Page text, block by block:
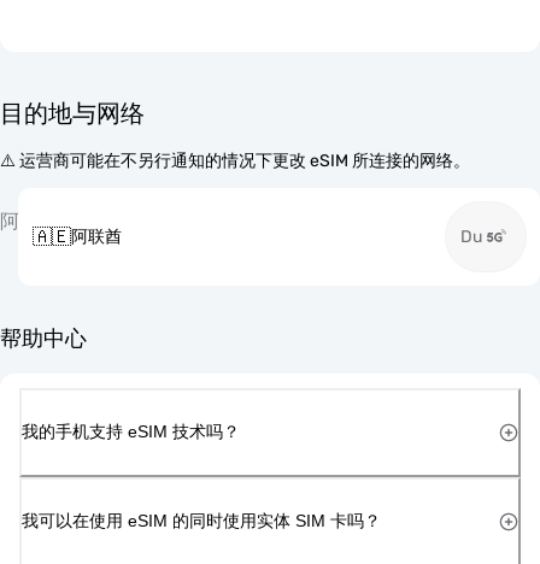
目的地与网络
⚠️ 运营商可能在不另行通知的情况下更改 eSIM 所连接的网络。
阿
🇦🇪阿联酋 Du
帮助中心
我的手机支持 eSIM 技术吗？
我可以在使用 eSIM 的同时使用实体 SIM 卡吗？